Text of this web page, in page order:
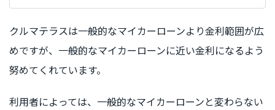
クルマテラスは一般的なマイカーローンより金利範囲が広
めですが、一般的なマイカーローンに近い金利になるよう
努めてくれています。
利用者によっては、一般的なマイカーローンと変わらない